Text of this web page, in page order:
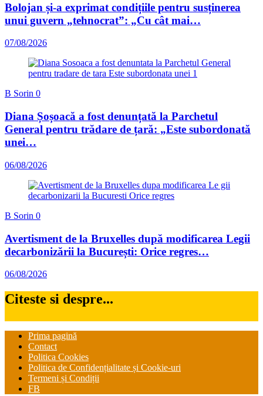
Bolojan și-a exprimat condițiile pentru susținerea
unui guvern „tehnocrat”: „Cu cât mai…
07/08/2026
B Sorin 0
Diana Șoșoacă a fost denunțată la Parchetul
General pentru trădare de țară: „Este subordonată
unei…
06/08/2026
B Sorin 0
Avertisment de la Bruxelles după modificarea Legii
decarbonizării la București: Orice regres…
06/08/2026
Citeste si despre...
Prima pagină
Contact
Politica Cookies
Politica de Confidențialitate și Cookie-uri
Termeni și Condiții
FB